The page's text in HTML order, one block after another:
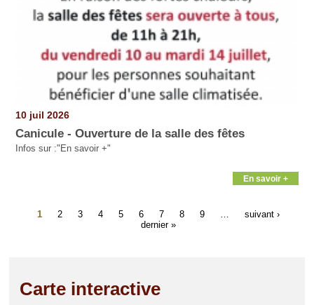
10 juil 2026
Canicule - Ouverture de la salle des fêtes
Infos sur :"En savoir +"
En savoir +
1 2 3 4 5 6 7 8 9
suivant ›
dernier »
Carte interactive